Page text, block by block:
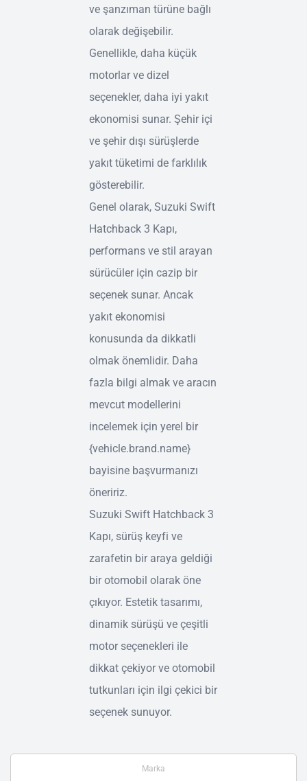
ve şanzıman türüne bağlı
olarak değişebilir.
Genellikle, daha küçük
motorlar ve dizel
seçenekler, daha iyi yakıt
ekonomisi sunar. Şehir içi
ve şehir dışı sürüşlerde
yakıt tüketimi de farklılık
gösterebilir.
Genel olarak, Suzuki Swift
Hatchback 3 Kapı,
performans ve stil arayan
sürücüler için cazip bir
seçenek sunar. Ancak
yakıt ekonomisi
konusunda da dikkatli
olmak önemlidir. Daha
fazla bilgi almak ve aracın
mevcut modellerini
incelemek için yerel bir
{vehicle.brand.name}
bayisine başvurmanızı
öneririz.
Suzuki Swift Hatchback 3
Kapı, sürüş keyfi ve
zarafetin bir araya geldiği
bir otomobil olarak öne
çıkıyor. Estetik tasarımı,
dinamik sürüşü ve çeşitli
motor seçenekleri ile
dikkat çekiyor ve otomobil
tutkunları için ilgi çekici bir
seçenek sunuyor.
Marka